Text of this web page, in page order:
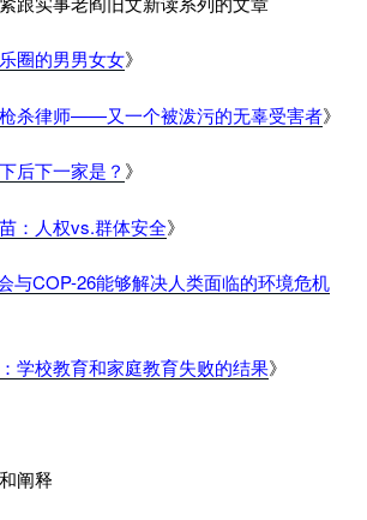
圈的男男女女》
杀律师——又一个被泼污的无辜受害者》
后下一家是？ 》
：人权vs.群体安全》
与COP-26能够解决人类面临的环境危机
学校教育和家庭教育失败的结果》
阐释